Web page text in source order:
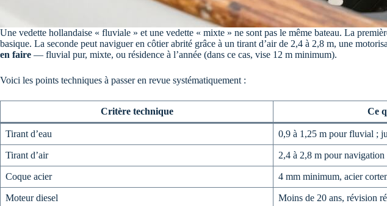
Une vedette hollandaise « fluviale » et une vedette « mixte » ne sont pas le même bateau. La
basique. La seconde peut naviguer en côtier abrité grâce à un tirant d’air de 2,4 à 2,8 m, une
en faire — fluvial pur, mixte, ou résidence à l’année (dans ce cas, vise 12 m minimum).
Voici les points techniques à passer en revue systématiquement :
Critère technique Ce
Tirant d’eau 0,9 à 1,25 m pour fluvial ;
Tirant d’air 2,4 à 2,8 m pour
Coque acier 4 mm minimum, acier
Moteur diesel Moins de 20 ans, révision